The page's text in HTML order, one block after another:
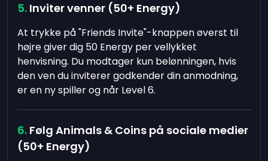
Inviter venner (50+ Energy)
At trykke på "Friends Invite"-knappen øverst til
højre giver dig 50 Energy per vellykket
henvisning. Du modtager kun belønningen, hvis
den ven du inviterer godkender din anmodning,
er en ny spiller og når Level 6.
Følg Animals & Coins på sociale medier
(50+ Energy)